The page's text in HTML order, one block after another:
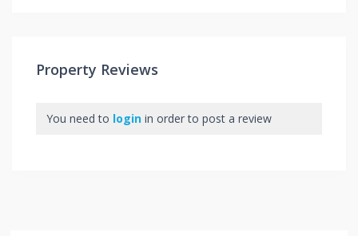
Property Reviews
You need to login in order to post a review